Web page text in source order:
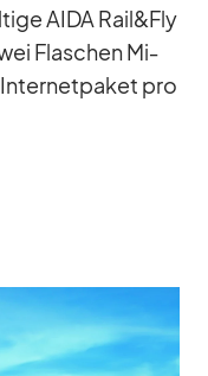
AIDA Rail&Fly
Fla­schen Mi­
pro